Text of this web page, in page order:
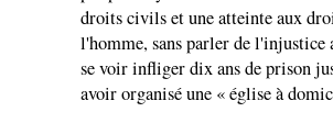
droits civils et une atteinte aux
l'homme, sans parler de l'injustice
se voir infliger dix ans de prison
avoir organisé une « église à